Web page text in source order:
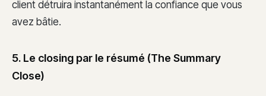
client détruira instantanément la confiance que vous
avez bâtie.
5. Le closing par le résumé (The Summary
Close)